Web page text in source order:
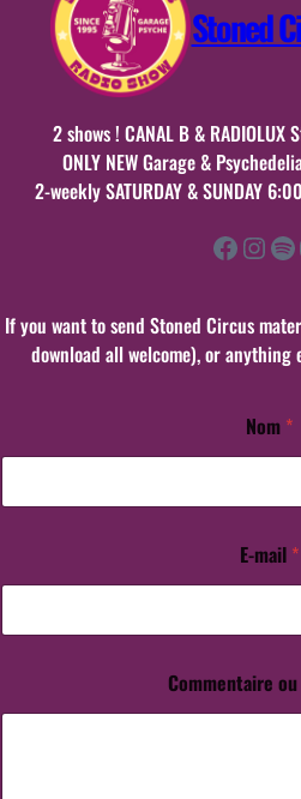
Stoned
2 shows ! CANAL B & RADIOLUX
ONLY NEW Garage &
2-weekly SATURDAY & SUNDAY
Facebook Instagram Spotify
If you want to send Stoned Circus
download all welcome), or anything
E
-
a
l
m
e
n
Nom *
E-mail *
Commentaire